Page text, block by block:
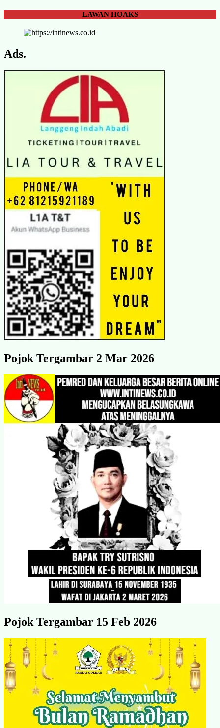
LAWANHOAKS
Ads.
Pojok Tergambar 2 Mar 2026
Pojok Tergambar 15 Feb 2026